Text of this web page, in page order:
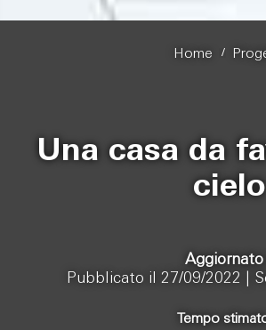
Home /
Una casa da
Pubblicato il 27/09/2022 |
Tempo